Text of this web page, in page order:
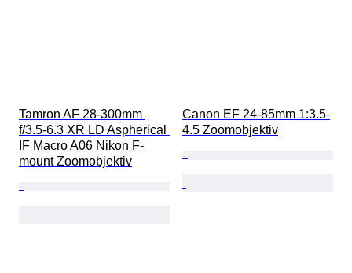
Tamron AF 28-300mm
f/3.5-6.3 XR LD Aspherical
IF Macro A06 Nikon F-
mount Zoomobjektiv
Canon EF 24-85mm 1:3.5-
4.5 Zoomobjektiv